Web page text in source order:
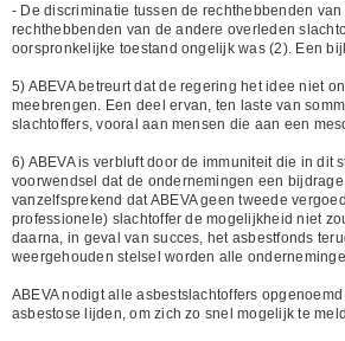
- De discriminatie tussen de rechthebbenden
rechthebbenden van de andere overleden
oorspronkelijke toestand ongelijk was (2). Een
5) ABEVA betreurt dat de regering het idee niet
meebrengen. Een deel ervan, ten laste van
slachtoffers, vooral aan mensen die aan een
6) ABEVA is verbluft door de immuniteit die in
voorwendsel dat de ondernemingen een
vanzelfsprekend dat ABEVA geen tweede
professionele) slachtoffer de mogelijkheid niet
daarna, in geval van succes, het asbestfonds
weergehouden stelsel worden alle
ABEVA nodigt alle asbestslachtoffers
asbestose lijden, om zich zo snel mogelijk te